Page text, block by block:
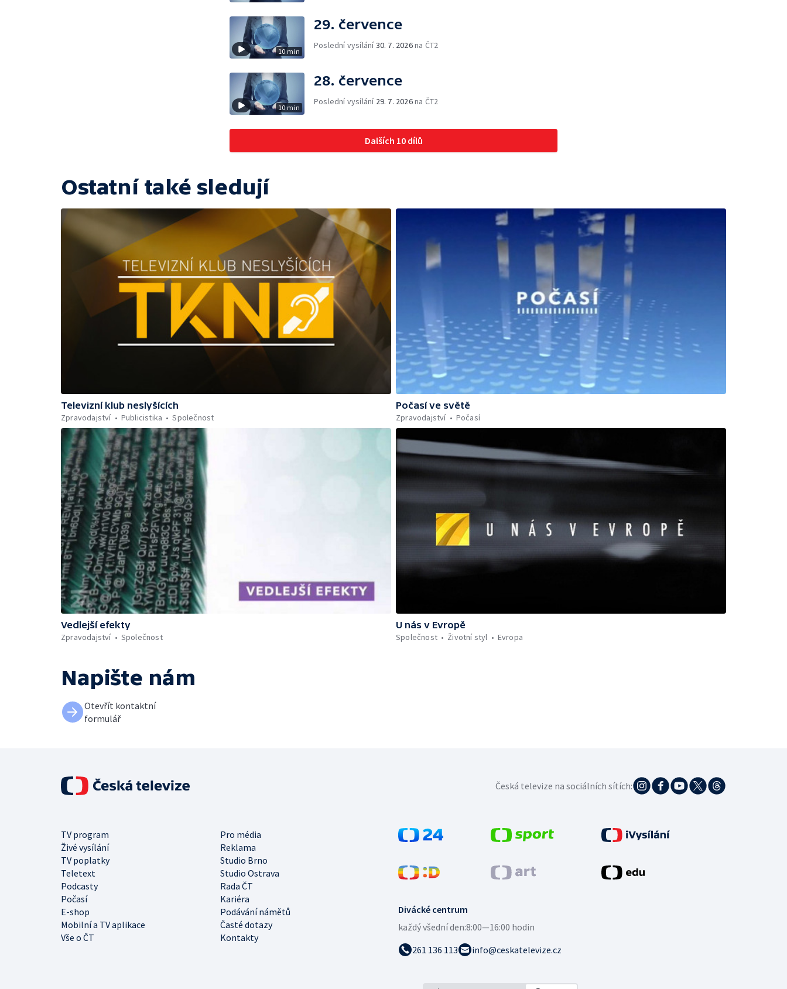
10 min
29. července
Poslední vysílání30. 7. 2026na ČT2
10 min
28. července
Poslední vysílání 29. 7. 2026na ČT2
Dalších 10 dílů
Ostatní také sledují
Televizní klub neslyšících
Zpravodajství
Publicistika Společnost
Počasí ve světě
Zpravodajství
Počasí
Vedlejší efekty
Zpravodajství
Společnost
U nás v Evropě
Společnost
Životní styl Evropa
Napište nám
Otevřít kontaktní
formulář
Divácké centrum
každý všední den:8:00—16:00 hodin
261 136 113
info@ceskatelevize.cz
TV program
Pro média
Živé vysílání
Reklama
TV poplatky
Studio Brno
Teletext
Studio Ostrava
Podcasty
Rada ČT
Počasí
Kariéra
E-shop
Podávání námětů
Mobilní a TV aplikace
Časté dotazy
Vše o ČT
Kontakty
Česká televize na sociálních sítích: